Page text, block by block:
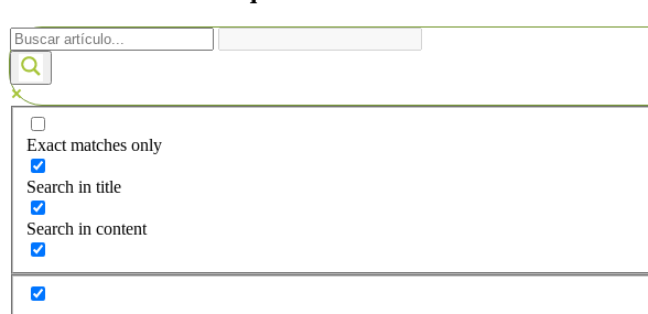
Exact matches only
Search in title
Search in content